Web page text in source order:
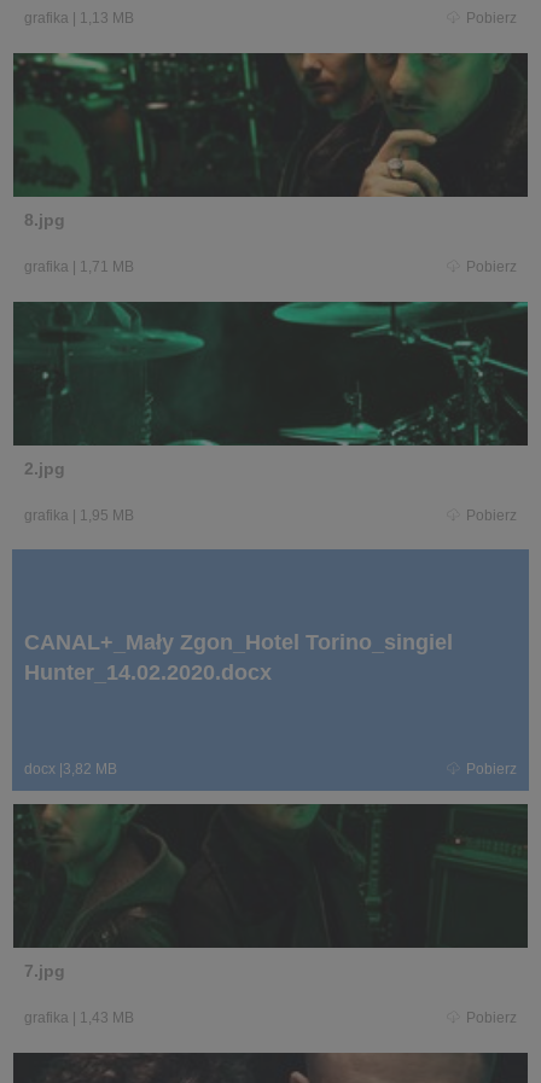
grafika 1,13 MB Pobierz
8.jpg
grafika 1,71 MB Pobierz
2.jpg
grafika 1,95 MB Pobierz
CANAL+_Mały Zgon_Hotel Torino_singiel
Hunter_14.02.2020.docx
docx 3,82 MB Pobierz
7.jpg
grafika 1,43 MB Pobierz